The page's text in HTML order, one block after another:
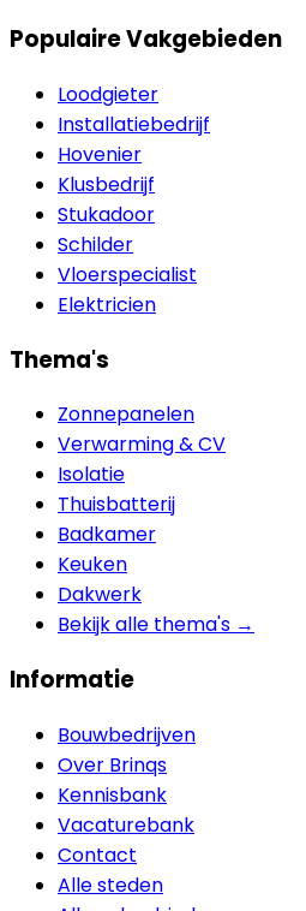
Populaire Vakgebieden
Loodgieter
Installatiebedrijf
Hovenier
Klusbedrijf
Stukadoor
Schilder
Vloerspecialist
Elektricien
Thema's
Zonnepanelen
Verwarming & CV
Isolatie
Thuisbatterij
Badkamer
Keuken
Dakwerk
Bekijk alle thema's →
Informatie
Bouwbedrijven
Over Brinqs
Kennisbank
Vacaturebank
Contact
Alle steden